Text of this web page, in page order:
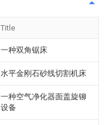
Title
一种双角锯床
水平金刚石砂线切割机床
一种空气净化器面盖旋铆
设备